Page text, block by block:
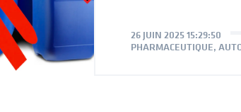
26 JUIN 2025 15:29:50
PHARMACEUTIQUE,